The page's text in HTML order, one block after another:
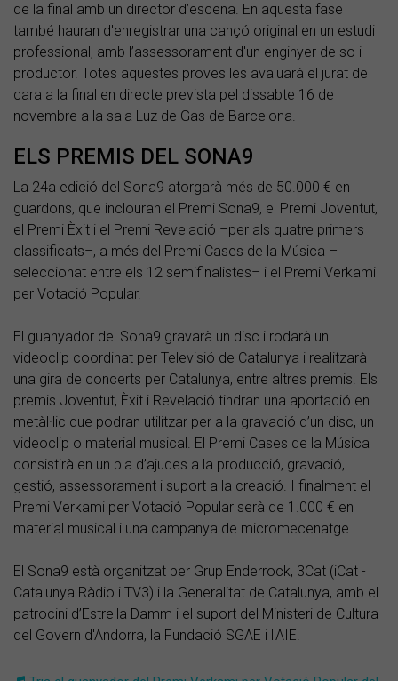
de la final amb un director d’escena. En aquesta fase
també hauran d'enregistrar una cançó original en un estudi
professional, amb l’assessorament d'un enginyer de so i
productor. Totes aquestes proves les avaluarà el jurat de
cara a la final en directe prevista pel dissabte 16 de
novembre a la sala Luz de Gas de Barcelona.
ELS PREMIS DEL SONA9
La 24a edició del Sona9 atorgarà més de 50.000 € en
guardons, que inclouran el Premi Sona9, el Premi Joventut,
el Premi Èxit i el Premi Revelació –per als quatre primers
classificats–, a més del Premi Cases de la Música –
seleccionat entre els 12 semifinalistes– i el Premi Verkami
per Votació Popular.
El guanyador del Sona9 gravarà un disc i rodarà un
videoclip coordinat per Televisió de Catalunya i realitzarà
una gira de concerts per Catalunya, entre altres premis. Els
premis Joventut, Èxit i Revelació tindran una aportació en
metàl·lic que podran utilitzar per a la gravació d’un disc, un
videoclip o material musical. El Premi Cases de la Música
consistirà en un pla d’ajudes a la producció, gravació,
gestió, assessorament i suport a la creació. I finalment el
Premi Verkami per Votació Popular serà de 1.000 € en
material musical i una campanya de micromecenatge.
El Sona9 està organitzat per Grup Enderrock, 3Cat (iCat -
Catalunya Ràdio i TV3) i la Generalitat de Catalunya, amb el
patrocini d’Estrella Damm i el suport del Ministeri de Cultura
del Govern d'Andorra, la Fundació SGAE i l'AIE.